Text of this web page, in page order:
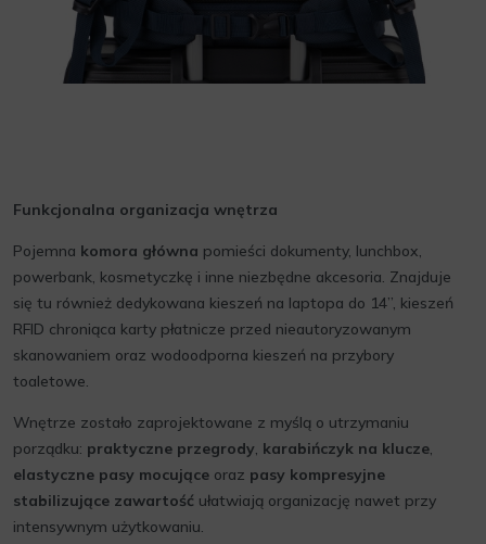
Funkcjonalna organizacja wnętrza
Pojemna komora główna pomieści dokumenty, lunchbox,
powerbank, kosmetyczkę i inne niezbędne akcesoria. Znajduje
się tu również dedykowana kieszeń na laptopa do 14”, kieszeń
RFID chroniąca karty płatnicze przed nieautoryzowanym
skanowaniem oraz wodoodporna kieszeń na przybory
toaletowe.
Wnętrze zostało zaprojektowane z myślą o utrzymaniu
porządku: praktyczne przegrody, karabińczyk na klucze,
elastyczne pasy mocujące oraz pasy kompresyjne
stabilizujące zawartość ułatwiają organizację nawet przy
intensywnym użytkowaniu.